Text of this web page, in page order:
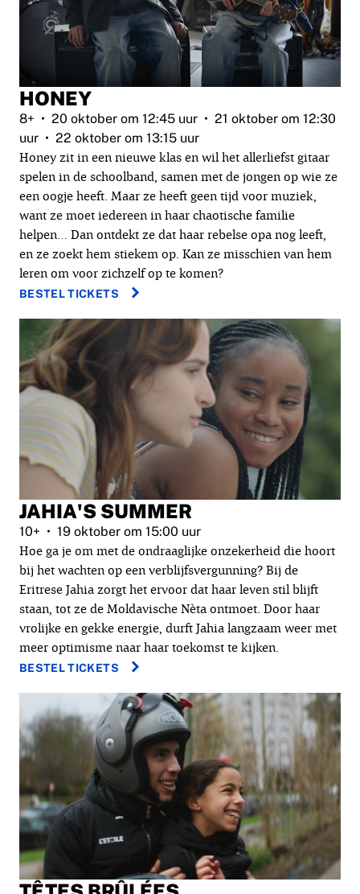
HONEY
8+ 20 oktober om 12:45 uur
21 oktober om 12:30
uur
22 oktober om 13:15 uur
Honey zit in een nieuwe klas en wil het allerliefst gitaar
spelen in de schoolband, samen met de jongen op wie ze
een oogje heeft. Maar ze heeft geen tijd voor muziek,
want ze moet iedereen in haar chaotische familie
helpen… Dan ontdekt ze dat haar rebelse opa nog leeft,
en ze zoekt hem stiekem op. Kan ze misschien van hem
leren om voor zichzelf op te komen?
BESTEL TICKETS
JAHIA'S SUMMER
10+ 19 oktober om 15:00 uur
Hoe ga je om met de ondraaglijke onzekerheid die hoort
bij het wachten op een verblijfsvergunning? Bij de
Eritrese Jahia zorgt het ervoor dat haar leven stil blijft
staan, tot ze de Moldavische Nèta ontmoet. Door haar
vrolijke en gekke energie, durft Jahia langzaam weer met
meer optimisme naar haar toekomst te kijken.
BESTEL TICKETS